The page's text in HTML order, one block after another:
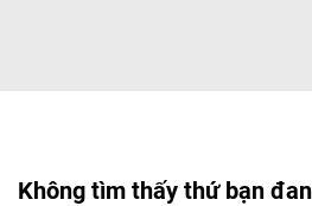
Không tìm thấy thứ bạn